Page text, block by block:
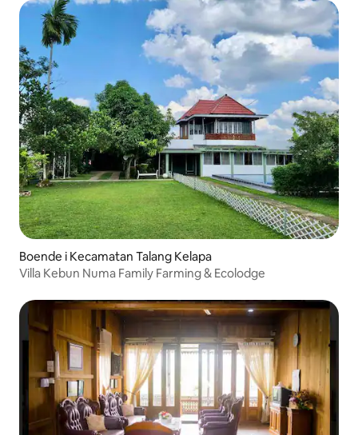
Boende i Kecamatan Talang Kelapa
Villa Kebun Numa Family Farming & Ecolodge